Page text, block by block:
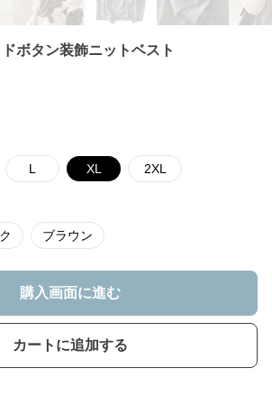
ボタン装飾ニットベスト
L XL 2XL
ブラウン
購入画面に進む
カートに追加する